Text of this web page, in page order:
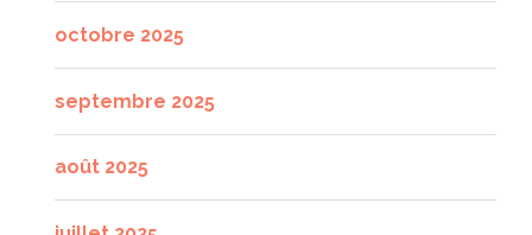
octobre 2025
septembre 2025
août 2025